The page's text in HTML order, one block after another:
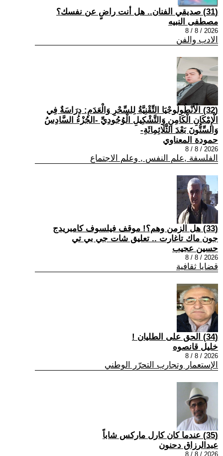
(31) صديقي الفنان.. هل أنت راضٍ عن نفسك؟
مصطفى النبيه
2026 / 8 / 8
الادب والفن
(32) الْأَنْطُولُوجْيَا التِّقْنِيَّةُ لِلسِّحْرِ وَالْعَدَمِ: دِرَاسَةٌ فِي
الْإِمْكَانِ الْكَامِنِ وَالتَّشْكِيلِ الْوُجُودِيِّ -الجُزْءُ السَّادِسُ
وَالسِّتُّونَ بَعْدَ الثَّلَاثِمِائَةِ-
حمودة المعناوي
2026 / 8 / 8
الفلسفة ,علم النفس , وعلم الاجتماع
(33) هل الزمن وهم؟! موقف فيلسوف كامبريدج
جون ماك تاغارت .. تعليق شات جي بي تي
حسين عجيب
2026 / 8 / 8
قضايا ثقافية
(34) الحق على الطليان !
خليل قانصوه
2026 / 8 / 8
الإستعمار وتجارب التحرّر الوطني
(35) عندما كان كارل ماركس شاباً
عبدالرزاق دحنون
2026 / 8 / 8